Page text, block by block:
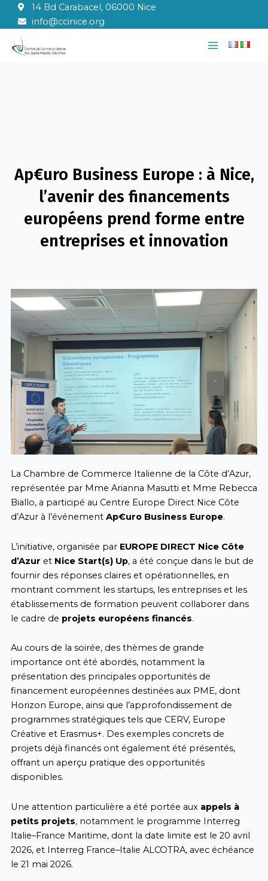
contenu
14 Bd Carabacel, 06000 Nice
info@ccinice.org
Main
Ap€uro Business Europe : à Nice,
l’avenir des financements
européens prend forme entre
entreprises et innovation
La Chambre de Commerce Italienne de la Côte d’Azur,
représentée par Mme Arianna Masutti et Mme Rebecca
Biallo, a participé au Centre Europe Direct Nice Côte
d’Azur à l’événement Ap€uro Business Europe.
L’initiative, organisée par EUROPE DIRECT Nice Côte
d’Azur et Nice Start(s) Up, a été conçue dans le but de
fournir des réponses claires et opérationnelles, en
montrant comment les startups, les entreprises et les
établissements de formation peuvent collaborer dans
le cadre de projets européens financés.
Au cours de la soirée, des thèmes de grande
importance ont été abordés, notamment la
présentation des principales opportunités de
financement européennes destinées aux PME, dont
Horizon Europe, ainsi que l’approfondissement de
programmes stratégiques tels que CERV, Europe
Créative et Erasmus+. Des exemples concrets de
projets déjà financés ont également été présentés,
offrant un aperçu pratique des opportunités
disponibles.
Une attention particulière a été portée aux appels à
petits projets, notamment le programme Interreg
Italie–France Maritime, dont la date limite est le 20 avril
2026, et Interreg France–Italie ALCOTRA, avec échéance
le 21 mai 2026.